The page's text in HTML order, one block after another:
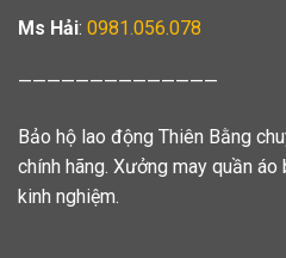
Ms Hải: 0981.056.078
——————————————
Bảo hộ lao động Thiên Bằng
chính hãng. Xưởng may quần
kinh nghiệm.